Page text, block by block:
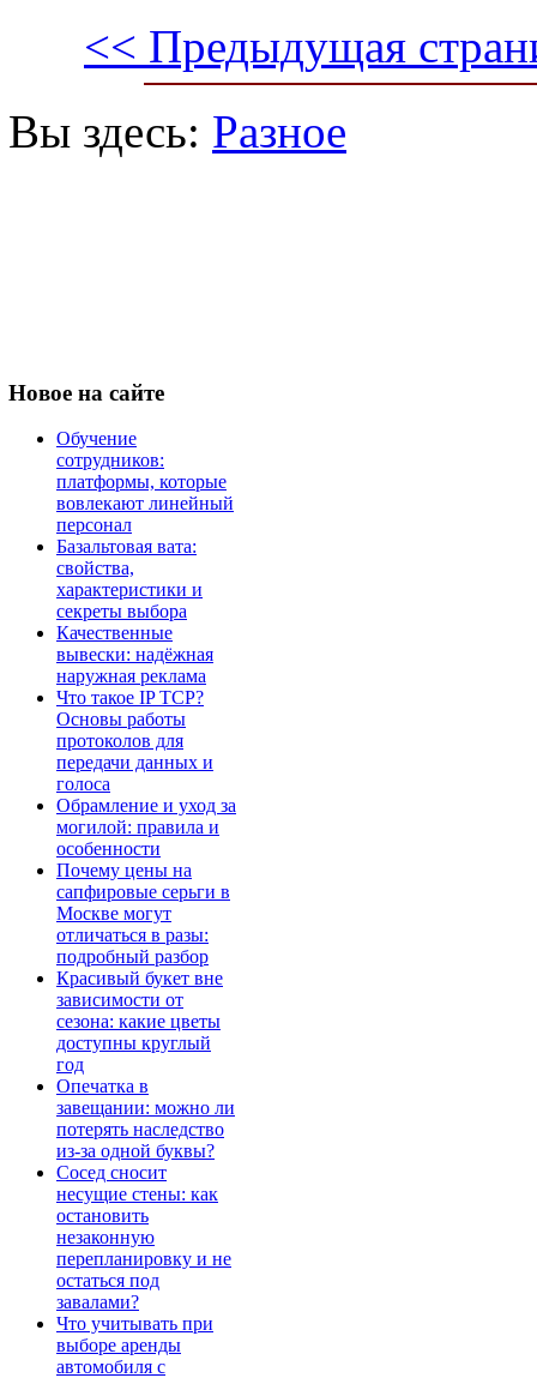
<< Предыдущая
Вы здесь: Разное
Новое на сайте
Обучение
сотрудников:
платформы, которые
вовлекают линейный
персонал
Базальтовая вата:
свойства,
характеристики и
секреты выбора
Качественные
вывески: надёжная
наружная реклама
Что такое IP TCP?
Основы работы
протоколов для
передачи данных и
голоса
Обрамление и уход за
могилой: правила и
особенности
Почему цены на
сапфировые серьги в
Москве могут
отличаться в разы:
подробный разбор
Красивый букет вне
зависимости от
сезона: какие цветы
доступны круглый
год
Опечатка в
завещании: можно ли
потерять наследство
из-за одной буквы?
Сосед сносит
несущие стены: как
остановить
незаконную
перепланировку и не
остаться под
завалами?
Что учитывать при
выборе аренды
автомобиля с